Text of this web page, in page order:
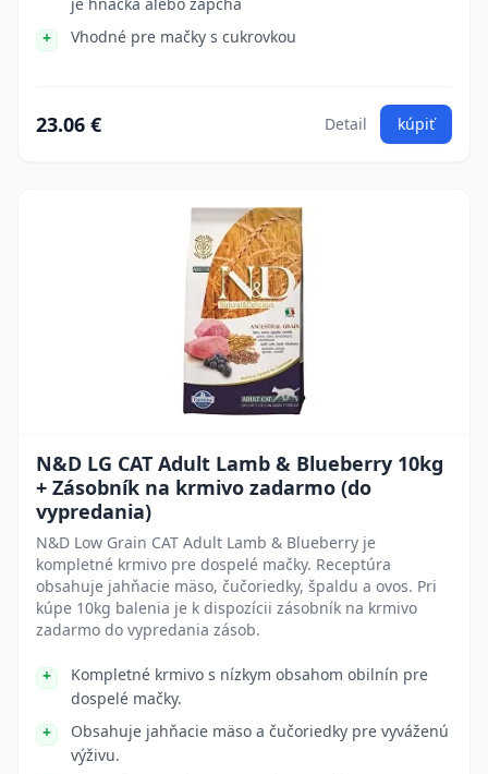
Vhodné pre mačky s cukrovkou
23.06 € Detail kúpiť
N&D LG CAT Adult Lamb & Blueberry 10kg
+ Zásobník na krmivo zadarmo (do
vypredania)
N&D Low Grain CAT Adult Lamb & Blueberry je
kompletné krmivo pre dospelé mačky. Receptúra
obsahuje jahňacie mäso, čučoriedky, špaldu a ovos. Pri
kúpe 10kg balenia je k dispozícii zásobník na krmivo
zadarmo do vypredania zásob.
Kompletné krmivo s nízkym obsahom obilnín pre
dospelé mačky.
Obsahuje jahňacie mäso a čučoriedky pre vyváženú
výživu.